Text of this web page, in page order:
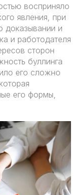
восприняло
явления, при
доказывании и
и работодателя
сторон
буллинга
его сложно
его формы,